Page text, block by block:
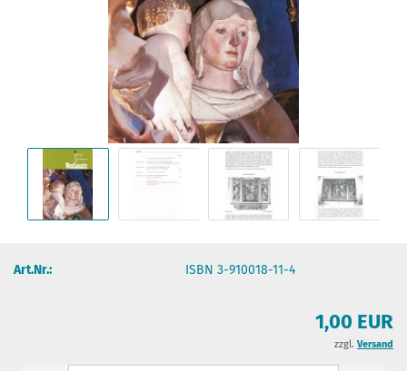
Art.Nr.: ISBN 3-910018-11-4
1,00 EUR
zzgl. Versand